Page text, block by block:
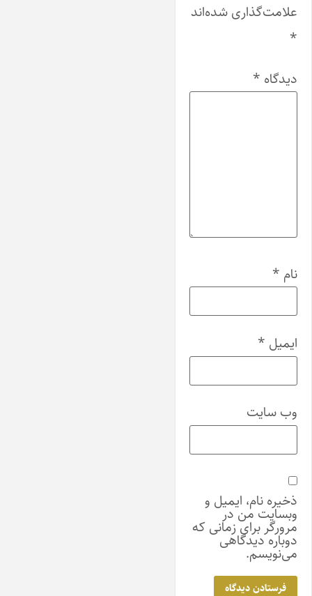
علامت‌گذاری شده‌اند
*
دیدگاه *
نام *
ایمیل *
وب‌ سایت
ذخیره نام، ایمیل و
وبسایت من در
مرورگر برای زمانی که
دوباره دیدگاهی
می‌نویسم.